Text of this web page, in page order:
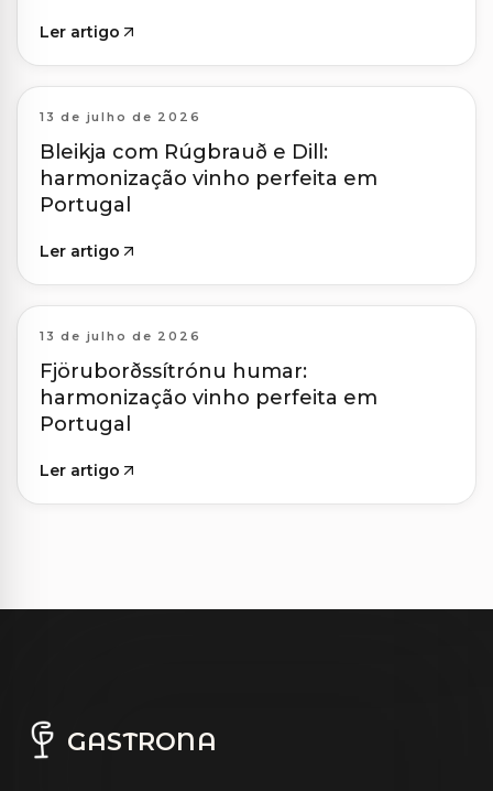
Ler artigo
13 de julho de 2026
Bleikja com Rúgbrauð e Dill:
harmonização vinho perfeita em
Portugal
Ler artigo
13 de julho de 2026
Fjöruborðssítrónu humar:
harmonização vinho perfeita em
Portugal
Ler artigo
GASTRONA